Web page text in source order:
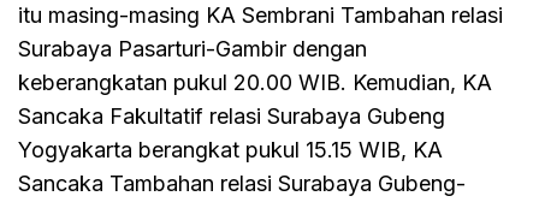
itu masing-masing KA Sembrani Tambahan relasi
Surabaya Pasarturi-Gambir dengan
keberangkatan pukul 20.00 WIB. Kemudian, KA
Sancaka Fakultatif relasi Surabaya Gubeng
Yogyakarta berangkat pukul 15.15 WIB, KA
Sancaka Tambahan relasi Surabaya Gubeng-